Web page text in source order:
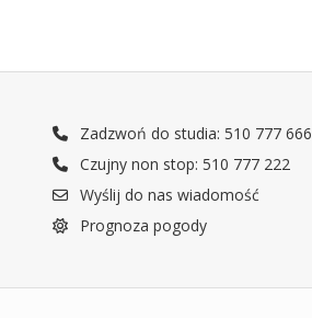
Zadzwoń do studia: 510 777 666
Czujny non stop: 510 777 222
Wyślij do nas wiadomość
Prognoza pogody